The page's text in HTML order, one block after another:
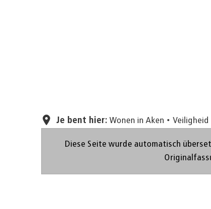
Je bent hier: Wonen in Aken Veiligheid
Diese Seite wurde automatisch